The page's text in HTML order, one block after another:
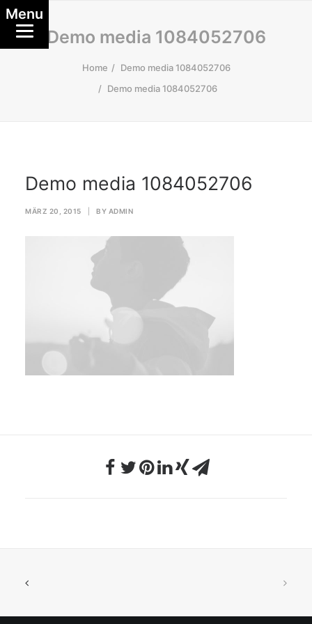
Demo media 1084052706
Home
Demo media 1084052706
Demo media 1084052706
Demo media 1084052706
MÄRZ 20, 2015 BY ADMIN
Menu